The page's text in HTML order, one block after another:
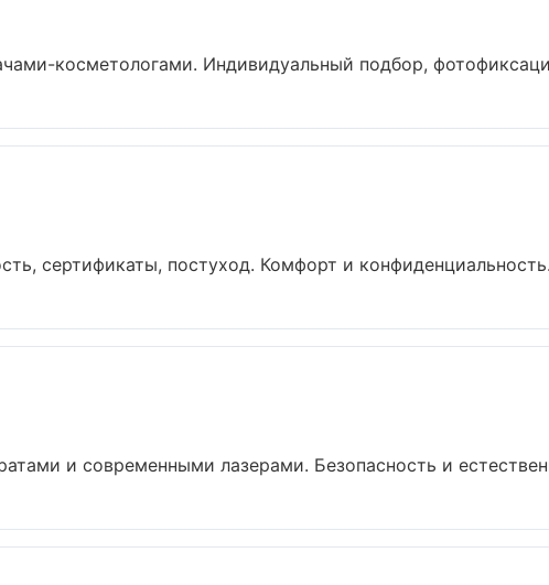
косметологами. Индивидуальный подбор,
сертификаты, постуход. Комфорт и
и современными лазерами. Безопасность и